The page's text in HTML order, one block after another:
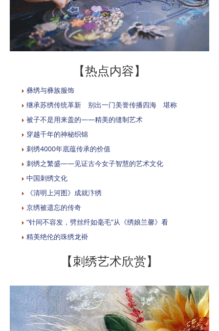
【热点内容】
彝绣与彝族服饰
继承苏绣传统革新 别出一门美誉传播四海 堪称
被子不是用来盖的——精美的缝制艺术
穿越千年的神秘织锦
刺绣4000年底蕴传承的价值
刺绣之繁盛——见证古今女子智慧的艺术文化
中国刺绣文化
《清明上河图》成就汴绣
京绣被遗忘的传奇
“针间不容发，劈丝纤如毫毛”从《绣娘兰馨》看
精美绝伦的珠绣龙褂
【刺绣艺术欣赏】